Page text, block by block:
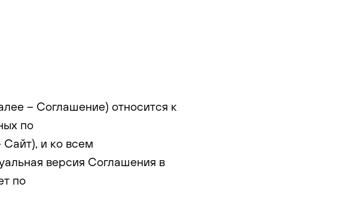
– Соглашение) относится к
по
и ко всем
версия Соглашения в
по